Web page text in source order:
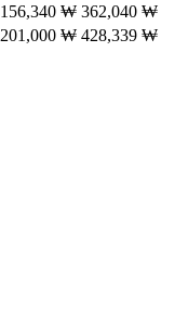
156,340 ₩ 362,040 ₩
201,000 ₩ 428,339 ₩